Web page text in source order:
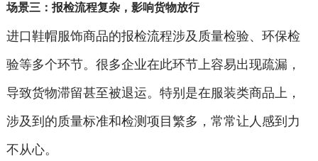
场景三：报检流程复杂，影响货物放行
进口鞋帽服饰商品的报检流程涉及质量检验、环保检
验等多个环节。很多企业在此环节上容易出现疏漏，
导致货物滞留甚至被退运。特别是在服装类商品上，
涉及到的质量标准和检测项目繁多，常常让人感到力
不从心。